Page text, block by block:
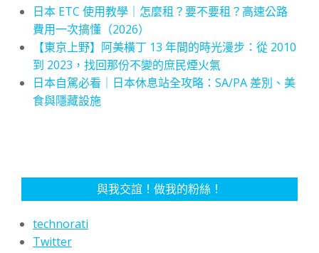
日本 ETC 使用教學｜怎麼租？要不要租？高速公路
費用一次搞懂（2026）
【東京上野】阿美橫丁 13 年間的時光漫步：從 2010
到 2023，找回那份不變的庶民煙火氣
日本自駕必看｜日本休息站全攻略：SA/PA 差別、美
食與隱藏設施
與我交誼！做我的粉絲！
technorati
Twitter